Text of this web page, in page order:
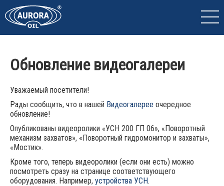
Обновление видеогалереи
Уважаемый посетители!
Рады сообщить, что в нашей Видеогалерее очередное
обновление!
Опубликованы видеоролики «УСН 200 ГП 06», «Поворотный
механизм захватов», «Поворотный гидромонитор и захваты»,
«Мостик».
Кроме того, теперь видеоролики (если они есть) можно
посмотреть сразу на странице соответствующего
оборудования. Например, устройства УСН.